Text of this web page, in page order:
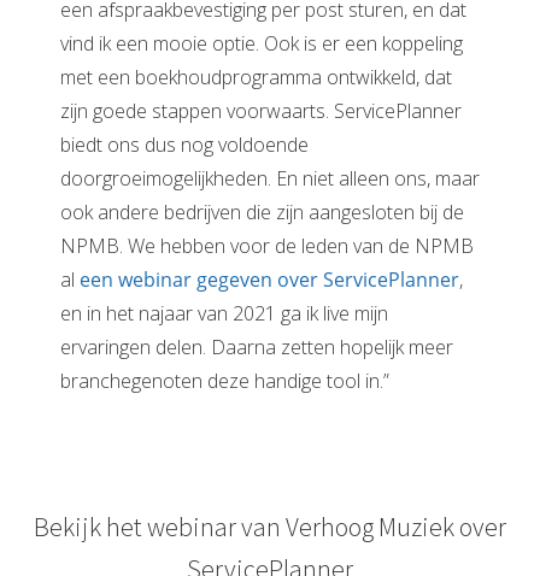
een afspraakbevestiging per post sturen, en dat
vind ik een mooie optie. Ook is er een koppeling
met een boekhoudprogramma ontwikkeld, dat
zijn goede stappen voorwaarts. ServicePlanner
biedt ons dus nog voldoende
doorgroeimogelijkheden. En niet alleen ons, maar
ook andere bedrijven die zijn aangesloten bij de
NPMB. We hebben voor de leden van de NPMB
al een webinar gegeven over ServicePlanner,
en in het najaar van 2021 ga ik live mijn
ervaringen delen. Daarna zetten hopelijk meer
branchegenoten deze handige tool in.”
Bekijk het webinar van Verhoog Muziek over
ServicePlanner